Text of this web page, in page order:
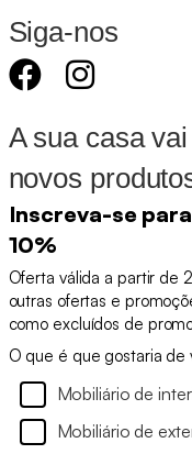
Siga-nos
A sua casa
novos
Inscreva-se
10%
Oferta válida a partir de
outras ofertas e
como excluídos de
O que é que gostaria de
Mobiliário de
Mobiliário de